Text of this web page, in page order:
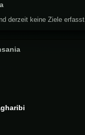
derzeit keine Ziele erfasst.